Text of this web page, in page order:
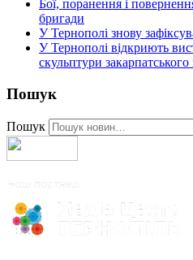
Бої, поранення і
бригади
У Тернополі знову
У Тернополі відкриють
скульптури
Пошук
Пошук